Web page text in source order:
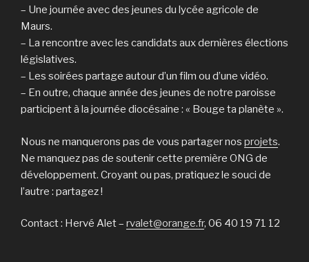
– Une journée avec des jeunes du lycée agricole de
Maurs.
– La rencontre avec les candidats aux dernières élections
législatives.
– Les soirées partage autour d’un film ou d’une vidéo.
– En outre, chaque année des jeunes de notre paroisse
participent à la journée diocésaine : « Bouge ta planète ».
Nous ne manquerons pas de vous partager nos projets.
Ne manquez pas de soutenir cette première ONG de
développement. Croyant ou pas, pratiquez le souci de
l’autre : partagez !
Contact : Hervé Alet – rvalet@orange.fr, 06 40 19 71 12